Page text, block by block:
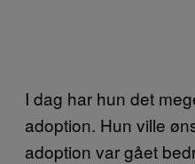
I dag har hun det
adoption. Hun ville
adoption var gået